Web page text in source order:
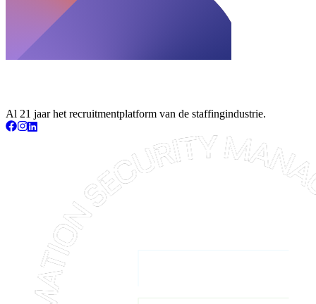
Al 21 jaar het recruitmentplatform van de staffingindustrie.